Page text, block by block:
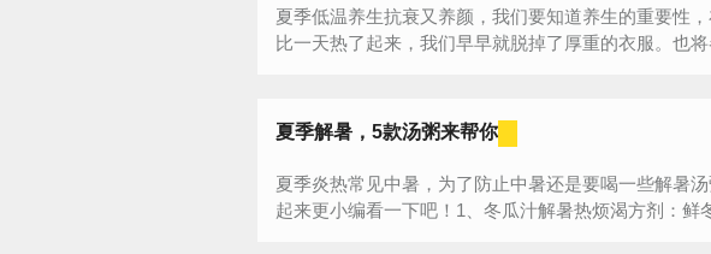
夏季低温养生抗衰又养颜，我们要知道养生的重要性
比一天热了起来，我们早早就脱掉了厚重的衣服。也
夏季解暑，5款汤粥来帮你
夏季炎热常见中暑，为了防止中暑还是要喝一些解暑
起来更小编看一下吧！1、冬瓜汁解暑热烦渴方剂：